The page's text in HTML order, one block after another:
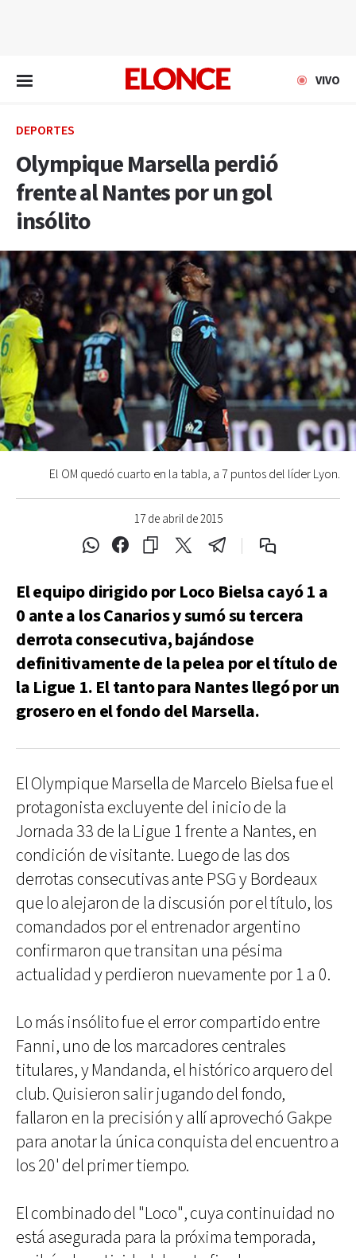
VIVO
DEPORTES
Olympique Marsella perdió
frente al Nantes por un gol
insólito
17 de abril de 2015
El OM quedó cuarto en la tabla, a 7 puntos del líder Lyon.
El equipo dirigido por Loco Bielsa cayó 1 a
0 ante a los Canarios y sumó su tercera
derrota consecutiva, bajándose
definitivamente de la pelea por el título de
la Ligue 1. El tanto para Nantes llegó por un
grosero en el fondo del Marsella.
El Olympique Marsella de Marcelo Bielsa fue el
protagonista excluyente del inicio de la
Jornada 33 de la Ligue 1 frente a Nantes, en
condición de visitante. Luego de las dos
derrotas consecutivas ante PSG y Bordeaux
que lo alejaron de la discusión por el título, los
comandados por el entrenador argentino
confirmaron que transitan una pésima
actualidad y perdieron nuevamente por 1 a 0.
Lo más insólito fue el error compartido entre
Fanni, uno de los marcadores centrales
titulares, y Mandanda, el histórico arquero del
club. Quisieron salir jugando del fondo,
fallaron en la precisión y allí aprovechó Gakpe
para anotar la única conquista del encuentro a
los 20' del primer tiempo.
El combinado del "Loco", cuya continuidad no
está asegurada para la próxima temporada,